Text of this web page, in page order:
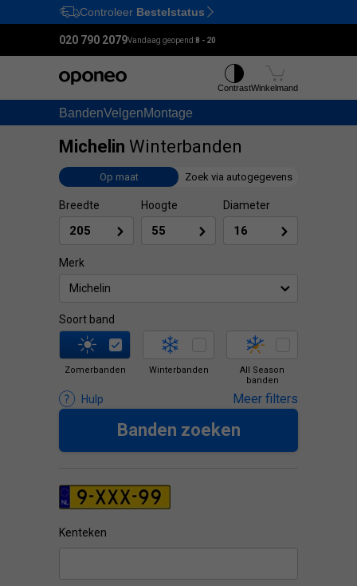
Ctrl M
Controleer Bestelstatus
020 790 2079Vandaag geopend:8 - 20
BandenVelgenMontage
ContrastWinkelmand
Michelin Winterbanden
Op maat Zoek via autogegevens
Breedte Hoogte Diameter
Merk
Michelin
Soort band
Zomerbanden Winterbanden
All Season
banden
Hulp Meer filters
Banden zoeken
Kenteken